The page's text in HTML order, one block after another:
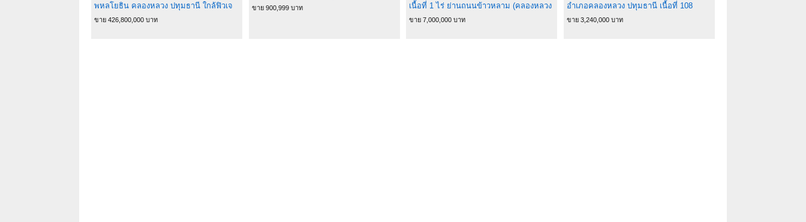
พหลโยธิน คลองหลวง ปทุมธานี ใกล้ฟิวเจ
อร์พาร์ค รังสิต เหมาะลงทุนและพัฒนา
ขาย 426,800,000 บาท
ขาย 900,999 บาท
เนื้อที่ 1 ไร่ ย่านถนนข้าวหลาม (คลองหลวง
- คูคต) ต.คลองสาม อ.คลองหลวง
ขาย 7,000,000 บาท
อำเภอคลองหลวง ปทุมธานี เนื้อที่ 108
ตร.ว.
ขาย 3,240,000 บาท